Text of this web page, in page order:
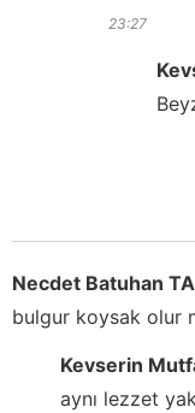
23:27
Necdet Batuhan
bulgur koysak olur
Kevserin
aynı lezzet